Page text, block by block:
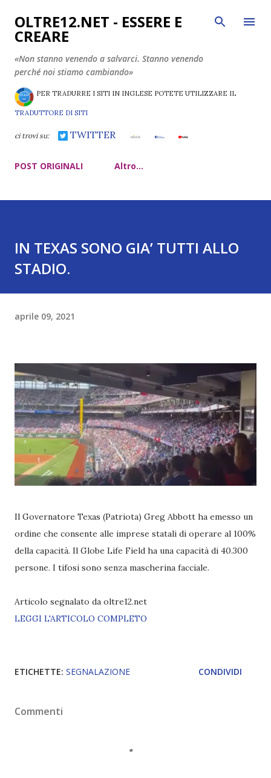
Passa ai contenuti principali
OLTRE12.NET - ESSERE E
CREARE
«Non stanno venendo a salvarci. Stanno venendo
perché noi stiamo cambiando»
PER TRADURRE I SITI IN INGLESE POTETE UTILIZZARE IL
TRADUTTORE DI SITI
ci trovi su: TWITTER
POST ORIGINALI Altro…
IN TEXAS SONO GIA’ TUTTI ALLO
STADIO.
aprile 09, 2021
Il Governatore Texas (Patriota) Greg Abbott ha emesso un
ordine che consente alle imprese statali di operare al 100%
della capacità. Il Globe Life Field ha una capacità di 40.300
persone. I tifosi sono senza mascherina facciale.
Articolo segnalato da oltre12.net
LEGGI L'ARTICOLO COMPLETO
ETICHETTE: SEGNALAZIONE CONDIVIDI
Commenti